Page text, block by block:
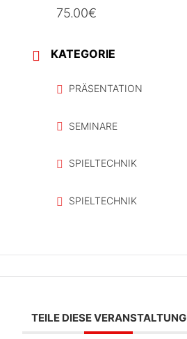
75.00€
KATEGORIE
PRÄSENTATION
SEMINARE
SPIELTECHNIK
SPIELTECHNIK
TEILE DIESE VERANSTALTUNG